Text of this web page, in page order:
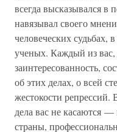
всегда высказывался в
навязывал своего
человеческих судьбах,
ученых. Каждый из
заинтересованность,
об этих делах, о всей
жестокости репрессий.
дела вас не касаются
страны,